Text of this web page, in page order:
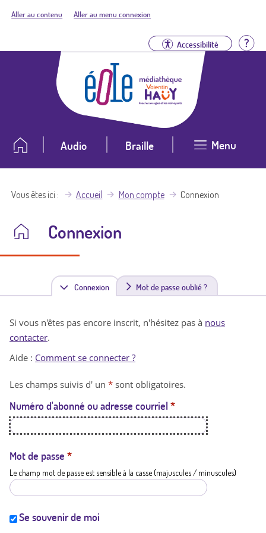
Aller au contenu Aller au menu connexion
Accessibilité
Audio Braille Menu
Vous êtes ici Accueil Mon compte Connexion
Connexion
Connexion(
n
t
a
t
i
Mot de passe oublié ?
Si vous n'êtes pas encore inscrit, n'hésitez pas à nous
contacter.
Aide : Comment se connecter ?
Les champs suivis d' un * sont obligatoires.
Numéro d'abonné ou adresse courriel *
Mot de passe *
Le champ mot de passe est sensible à la casse (majuscules / minuscules)
Se souvenir de moi